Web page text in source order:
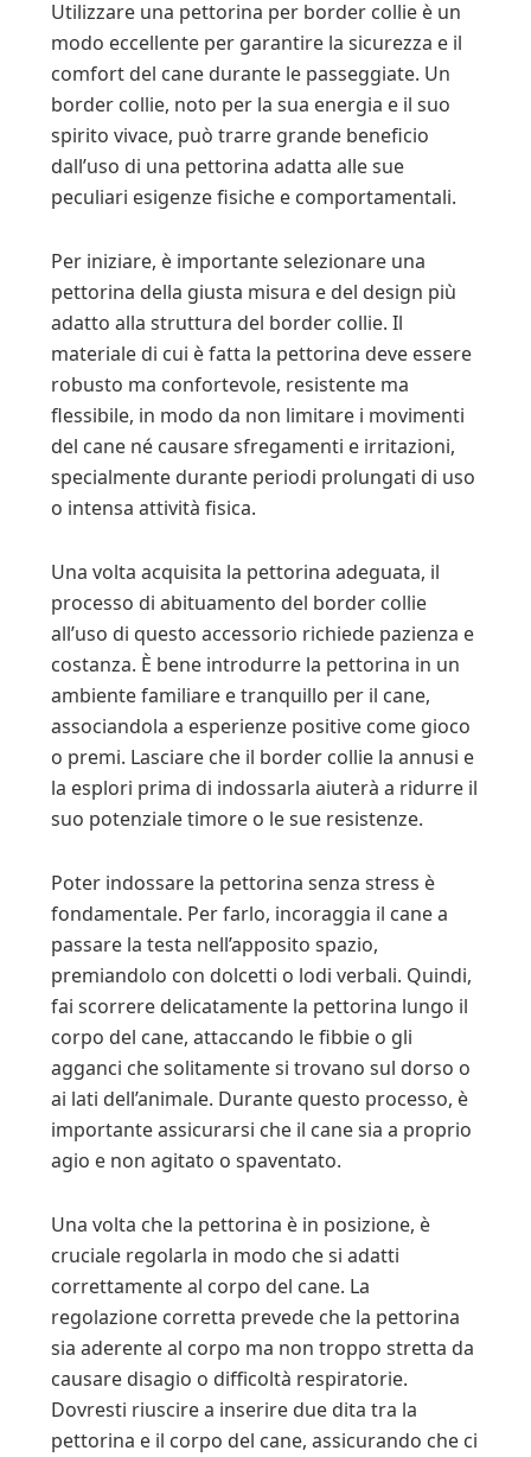
Utilizzare una pettorina per border collie è un
modo eccellente per garantire la sicurezza e il
comfort del cane durante le passeggiate. Un
border collie, noto per la sua energia e il suo
spirito vivace, può trarre grande beneficio
dall’uso di una pettorina adatta alle sue
peculiari esigenze fisiche e comportamentali.
Per iniziare, è importante selezionare una
pettorina della giusta misura e del design più
adatto alla struttura del border collie. Il
materiale di cui è fatta la pettorina deve essere
robusto ma confortevole, resistente ma
flessibile, in modo da non limitare i movimenti
del cane né causare sfregamenti e irritazioni,
specialmente durante periodi prolungati di uso
o intensa attività fisica.
Una volta acquisita la pettorina adeguata, il
processo di abituamento del border collie
all’uso di questo accessorio richiede pazienza e
costanza. È bene introdurre la pettorina in un
ambiente familiare e tranquillo per il cane,
associandola a esperienze positive come gioco
o premi. Lasciare che il border collie la annusi e
la esplori prima di indossarla aiuterà a ridurre il
suo potenziale timore o le sue resistenze.
Poter indossare la pettorina senza stress è
fondamentale. Per farlo, incoraggia il cane a
passare la testa nell’apposito spazio,
premiandolo con dolcetti o lodi verbali. Quindi,
fai scorrere delicatamente la pettorina lungo il
corpo del cane, attaccando le fibbie o gli
agganci che solitamente si trovano sul dorso o
ai lati dell’animale. Durante questo processo, è
importante assicurarsi che il cane sia a proprio
agio e non agitato o spaventato.
Una volta che la pettorina è in posizione, è
cruciale regolarla in modo che si adatti
correttamente al corpo del cane. La
regolazione corretta prevede che la pettorina
sia aderente al corpo ma non troppo stretta da
causare disagio o difficoltà respiratorie.
Dovresti riuscire a inserire due dita tra la
pettorina e il corpo del cane, assicurando che ci